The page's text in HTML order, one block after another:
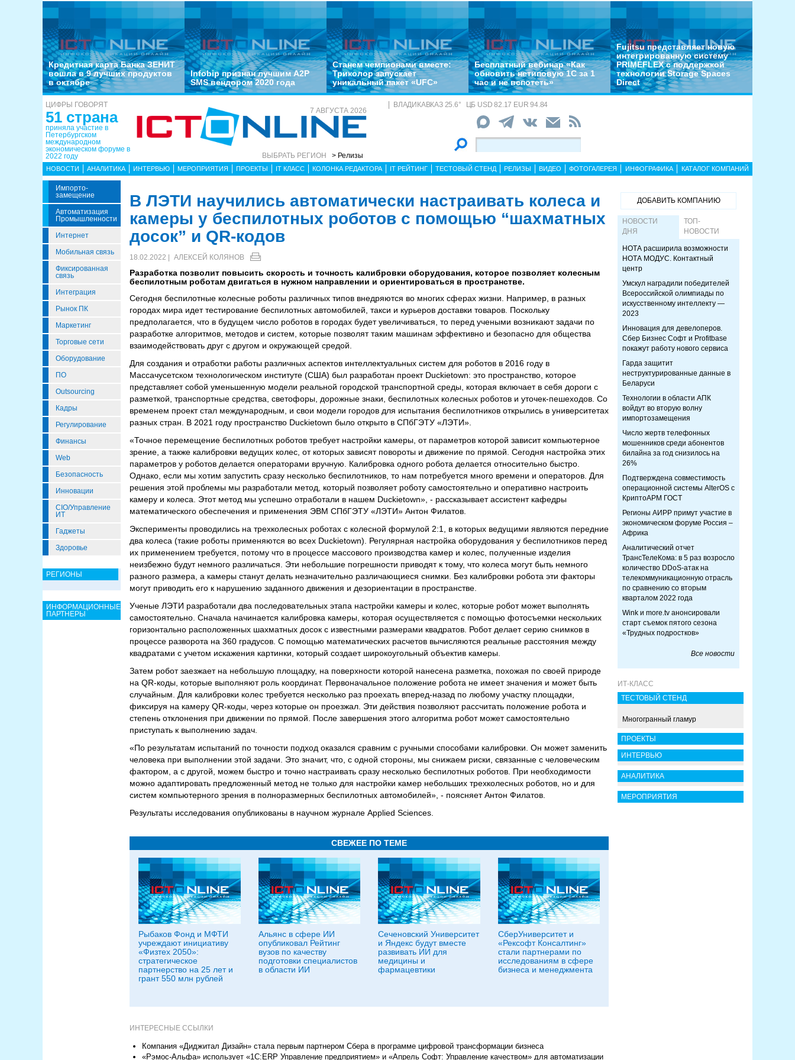
Кредитная карта Банка ЗЕНИТ
вошла в 9 лучших продуктов
в октябре
Infobip признан лучшим A2P
SMS вендором 2020 года
Станем чемпионами вместе:
Триколор запускает
уникальный пакет «UFC»
Бесплатный вебинар «Как
обновить нетиповую 1С за 1
час и не вспотеть»
Fujitsu представляет новую
интегрированную систему
PRIMEFLEX с поддержкой
технологии Storage Spaces
Direct
ЦИФРЫ ГОВОРЯТ
51 страна
приняла участие в
Петербургском
международном
экономическом форуме в
2022 году
7 АВГУСТА 2026
ВЫБРАТЬ РЕГИОН > Релизы
ВЛАДИКАВКАЗ 25.6° ЦБ USD 82.17 EUR 94.84
НОВОСТИ АНАЛИТИКА ИНТЕРВЬЮ МЕРОПРИЯТИЯ ПРОЕКТЫ IT КЛАСС КОЛОНКА РЕДАКТОРА IT РЕЙТИНГ ТЕСТОВЫЙ СТЕНД РЕЛИЗЫ ВИДЕО ФОТОГАЛЕРЕЯ ИНФОГРАФИКА КАТАЛОГ КОМПАНИЙ
Импорто­
Замещение
Автоматизация
Промышленности
Интернет
Мобильная связь
Фиксированная
связь
Интеграция
Рынок ПК
Маркетинг
Торговые сети
Оборудование
ПО
Outsourcing
Кадры
Регулирование
Финансы
Web
Безопасность
Инновации
CIO/Управление
ИТ
Гаджеты
Здоровье
РЕГИОНЫ
ИНФОРМАЦИОННЫЕ
ПАРТНЕРЫ
В ЛЭТИ научились автоматически настраивать колеса и
камеры у беспилотных роботов с помощью “шахматных
досок” и QR-кодов
18.02.2022 | АЛЕКСЕЙ КОЛЯНОВ
Разработка позволит повысить скорость и точность калибровки оборудования, которое позволяет колесным
беспилотным роботам двигаться в нужном направлении и ориентироваться в пространстве.
Сегодня беспилотные колесные роботы различных типов внедряются во многих сферах жизни. Например, в разных
городах мира идет тестирование беспилотных автомобилей, такси и курьеров доставки товаров. Поскольку
предполагается, что в будущем число роботов в городах будет увеличиваться, то перед учеными возникают задачи по
разработке алгоритмов, методов и систем, которые позволят таким машинам эффективно и безопасно для общества
взаимодействовать друг с другом и окружающей средой.
Для создания и отработки работы различных аспектов интеллектуальных систем для роботов в 2016 году в
Массачусетском технологическом институте (США) был разработан проект Duckietown: это пространство, которое
представляет собой уменьшенную модели реальной городской транспортной среды, которая включает в себя дороги с
разметкой, транспортные средства, светофоры, дорожные знаки, беспилотных колесных роботов и уточек-пешеходов. Со
временем проект стал международным, и свои модели городов для испытания беспилотников открылись в университетах
разных стран. В 2021 году пространство Duckietown было открыто в СПбГЭТУ «ЛЭТИ».
«Точное перемещение беспилотных роботов требует настройки камеры, от параметров которой зависит компьютерное
зрение, а также калибровки ведущих колес, от которых зависят повороты и движение по прямой. Сегодня настройка этих
параметров у роботов делается операторами вручную. Калибровка одного робота делается относительно быстро.
Однако, если мы хотим запустить сразу несколько беспилотников, то нам потребуется много времени и операторов. Для
решения этой проблемы мы разработали метод, который позволяет роботу самостоятельно и оперативно настроить
камеру и колеса. Этот метод мы успешно отработали в нашем Duckietown», - рассказывает ассистент кафедры
математического обеспечения и применения ЭВМ СПбГЭТУ «ЛЭТИ» Антон Филатов.
Эксперименты проводились на трехколесных роботах с колесной формулой 2:1, в которых ведущими являются передние
два колеса (такие роботы применяются во всех Duckietown). Регулярная настройка оборудования у беспилотников перед
их применением требуется, потому что в процессе массового производства камер и колес, полученные изделия
неизбежно будут немного различаться. Эти небольшие погрешности приводят к тому, что колеса могут быть немного
разного размера, а камеры станут делать незначительно различающиеся снимки. Без калибровки робота эти факторы
могут приводить его к нарушению заданного движения и дезориентации в пространстве.
Ученые ЛЭТИ разработали два последовательных этапа настройки камеры и колес, которые робот может выполнять
самостоятельно. Сначала начинается калибровка камеры, которая осуществляется с помощью фотосъемки нескольких
горизонтально расположенных шахматных досок с известными размерами квадратов. Робот делает серию снимков в
процессе разворота на 360 градусов. С помощью математических расчетов вычисляются реальные расстояния между
квадратами с учетом искажения картинки, который создает широкоугольный объектив камеры.
Затем робот заезжает на небольшую площадку, на поверхности которой нанесена разметка, похожая по своей природе
на QR-коды, которые выполняют роль координат. Первоначальное положение робота не имеет значения и может быть
случайным. Для калибровки колес требуется несколько раз проехать вперед-назад по любому участку площадки,
фиксируя на камеру QR-коды, через которые он проезжал. Эти действия позволяют рассчитать положение робота и
степень отклонения при движении по прямой. После завершения этого алгоритма робот может самостоятельно
приступать к выполнению задач.
«По результатам испытаний по точности подход оказался сравним с ручными способами калибровки. Он может заменить
человека при выполнении этой задачи. Это значит, что, с одной стороны, мы снижаем риски, связанные с человеческим
фактором, а с другой, можем быстро и точно настраивать сразу несколько беспилотных роботов. При необходимости
можно адаптировать предложенный метод не только для настройки камер небольших трехколесных роботов, но и для
систем компьютерного зрения в полноразмерных беспилотных автомобилей», - поясняет Антон Филатов.
Результаты исследования опубликованы в научном журнале Applied Sciences.
СВЕЖЕЕ ПО ТЕМЕ
Рыбаков Фонд и МФТИ
учреждают инициативу
«Физтех 2050»:
стратегическое
партнерство на 25 лет и
грант 550 млн рублей
Альянс в сфере ИИ
опубликовал Рейтинг
вузов по качеству
подготовки специалистов
в области ИИ
Сеченовский Университет
и Яндекс будут вместе
развивать ИИ для
медицины и
фармацевтики
СберУниверситет и
«Рексофт Консалтинг»
стали партнерами по
исследованиям в сфере
бизнеса и менеджмента
ИНТЕРЕСНЫЕ ССЫЛКИ
Компания «Диджитал Дизайн» стала первым партнером Сбера в программе цифровой трансформации бизнеса
«Рэмос-Альфа» использует «1С:ERP Управление предприятием» и «Апрель Софт: Управление качеством» для автоматизации
ДОБАВИТЬ КОМПАНИЮ
НОВОСТИ
ДНЯ
ТОП-
НОВОСТИ
НОТА расширила возможности
НОТА МОДУС. Контактный
центр
Умскул наградили победителей
Всероссийской олимпиады по
искусственному интеллекту —
2023
Инновация для девелоперов.
Сбер Бизнес Софт и Profitbase
покажут работу нового сервиса
Гарда защитит
неструктурированные данные в
Беларуси
Технологии в области АПК
войдут во вторую волну
импортозамещения
Число жертв телефонных
мошенников среди абонентов
билайна за год снизилось на
26%
Подтверждена совместимость
операционной системы AlterOS с
КриптоАРМ ГОСТ
Регионы АИРР примут участие в
экономическом форуме Россия –
Африка
Аналитический отчет
ТрансТелеКома: в 5 раз возросло
количество DDoS-атак на
телекоммуникационную отрасль
по сравнению со вторым
кварталом 2022 года
Wink и more.tv анонсировали
старт съемок пятого сезона
«Трудных подростков»
Все новости
ИТ-КЛАСС
ТЕСТОВЫЙ СТЕНД
Многогранный гламур
ПРОЕКТЫ
ИНТЕРВЬЮ
АНАЛИТИКА
МЕРОПРИЯТИЯ